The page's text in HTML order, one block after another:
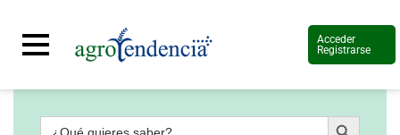
Acceder
Registrarse
Señal
Buscar: Botón de búsqueda